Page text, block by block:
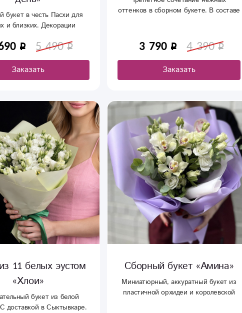
букет в честь Пасхи для
и близких. Декорации
5 490
Заказать
оттенков в сборном букете. В составе
3 790 4 390
Заказать
11 белых эустом
«Хлои»
букет из белой
доставкой в Сыктывкаре.
Сборный букет «Амина»
Миниатюрный, аккуратный букет из
пластичной орхидеи и королевской